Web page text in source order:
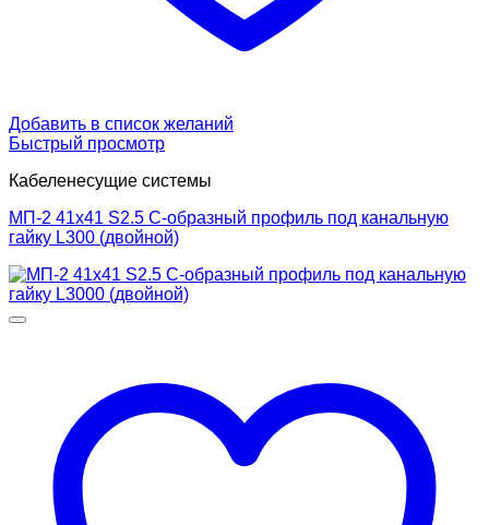
Добавить в список желаний
Быстрый просмотр
Кабеленесущие системы
МП-2 41х41 S2.5 С-образный профиль под канальную
гайку L300 (двойной)